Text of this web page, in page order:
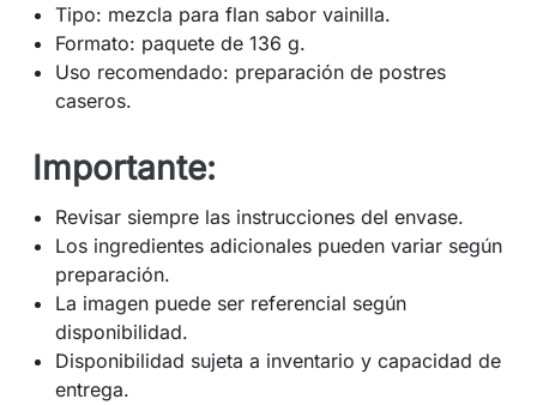
Tipo: mezcla para flan sabor vainilla.
Formato: paquete de 136 g.
Uso recomendado: preparación de postres
caseros.
Importante:
Revisar siempre las instrucciones del envase.
Los ingredientes adicionales pueden variar según
preparación.
La imagen puede ser referencial según
disponibilidad.
Disponibilidad sujeta a inventario y capacidad de
entrega.